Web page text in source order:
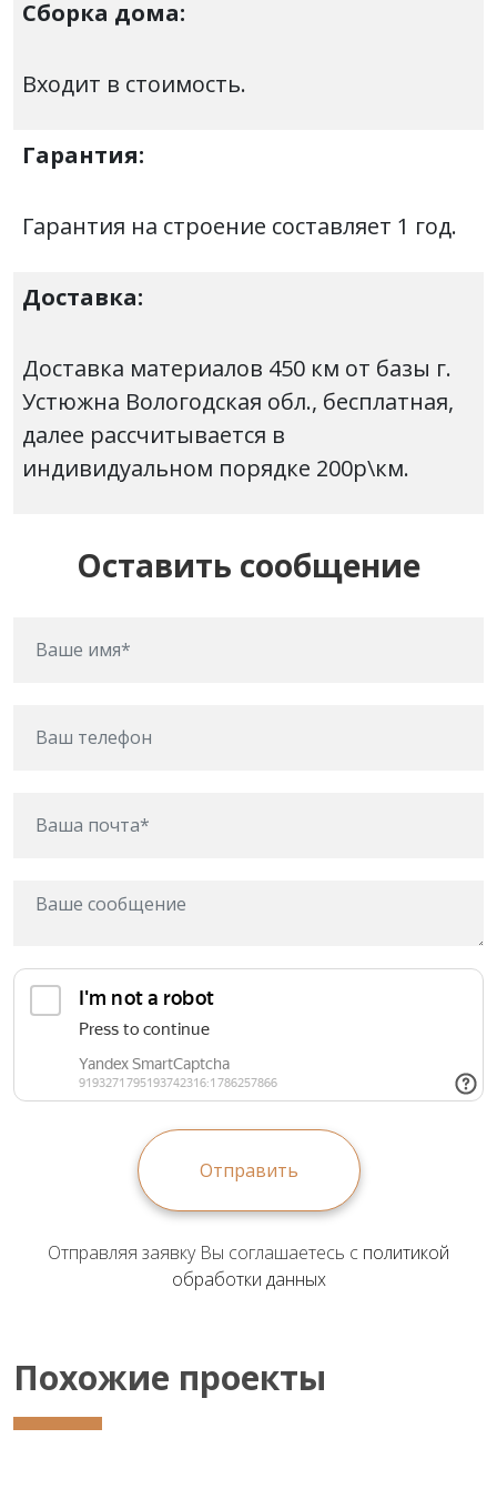
Сборка дома:
Входит в стоимость.
Гарантия:
Гарантия на строение составляет 1 год.
Доставка:
Доставка материалов 450 км от базы г.
Устюжна Вологодская обл., бесплатная,
далее рассчитывается в
индивидуальном порядке 200р\км.
Оставить сообщение
Отправить
Отправляя заявку Вы соглашаетесь с политикой
обработки данных
Похожие проекты